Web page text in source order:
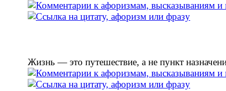
Жизнь — это путешествие, а не пункт